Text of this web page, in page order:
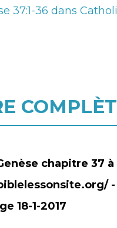
37:1-36 dans
chapitre 37 à
18-1-2017